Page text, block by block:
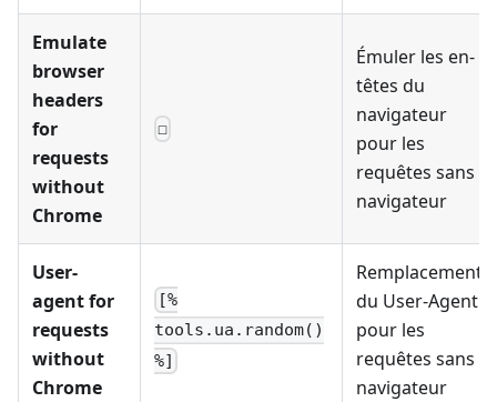
Emulate
browser
headers
for
requests
without
Chrome
☐
Émuler les en-
têtes du
navigateur
pour les
requêtes sans
navigateur
User-
agent for
requests
without
Chrome
[%
tools.ua.random()
%]
Remplacement
du User-Agent
pour les
requêtes sans
navigateur